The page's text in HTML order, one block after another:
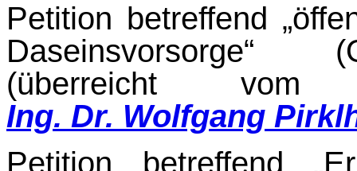
Petition betreffend
Daseinsvorsorge“
(überreicht
Ing. Dr. Wolfgang
Petition betreffend